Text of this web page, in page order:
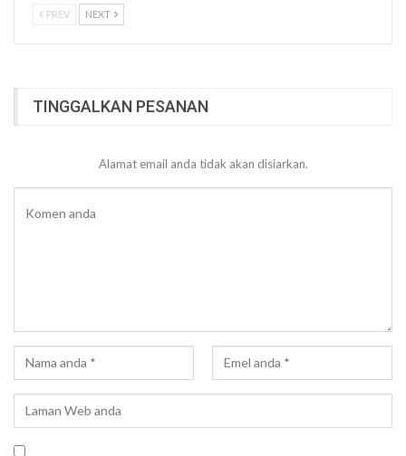
PREV NEXT
TINGGALKAN PESANAN
Alamat email anda tidak akan disiarkan.